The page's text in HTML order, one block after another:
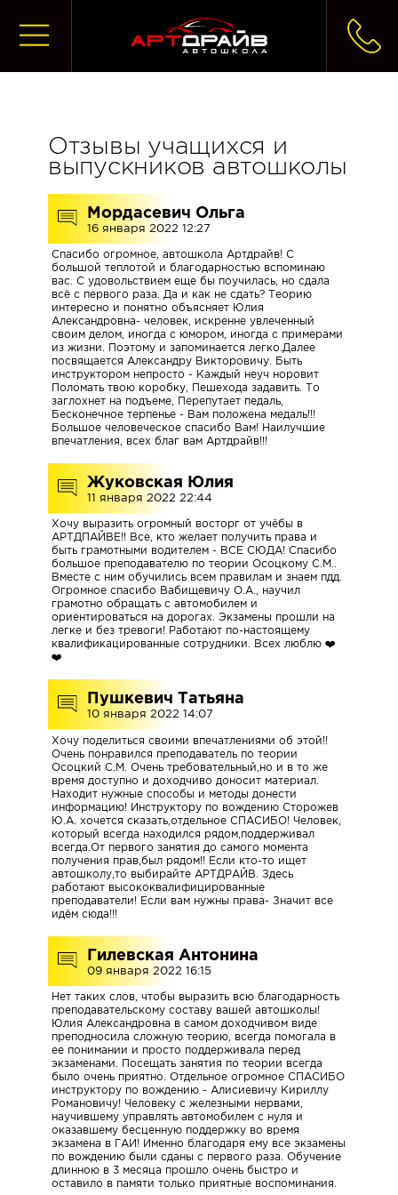
ЗАПИСАТЬСЯ
НА
УЧЕБУ
ЧТО
ДЕЛАТЬ
ПОСЛЕ
ЗАПИСИ
В
АВТОШКОЛУ
НАС
НАША
КОМАНДА
МАШИНЫ
И
ОТЗЫВЫ
БЛИЖАЙШИЕ
ГРУППЫ
Категория
А
и
А1
|
Мотоцикл
Категория
B
|
Механика
и
Автомат|
Новые
автомобили
VW
Polo,
Отзывы учащихся и
выпускников автошколы
Мордасевич Ольга
16 января 2022 12:27
Спасибо огромное, автошкола Артдрайв! С
большой теплотой и благодарностью вспоминаю
вас. С удовольствием еще бы поучилась, но сдала
всё с первого раза. Да и как не сдать? Теорию
интересно и понятно объясняет Юлия
Александровна- человек, искренне увлеченный
своим делом, иногда с юмором, иногда с примерами
из жизни. Поэтому и запоминается легко.Далее
посвящается Александру Викторовичу. Быть
инструктором непросто - Каждый неуч норовит
Поломать твою коробку, Пешехода задавить. То
заглохнет на подъеме, Перепутает педаль,
Бесконечное терпенье - Вам положена медаль!!!
Большое человеческое спасибо Вам! Наилучшие
впечатления, всех благ вам Артдрайв!!!
Жуковская Юлия
11 января 2022 22:44
Хочу выразить огромный восторг от учёбы в
АРТДПАЙВЕ!! Все, кто желает получить права и
быть грамотными водителем - ВСЕ СЮДА! Спасибо
большое преподавателю по теории Осоцкому С.М..
Вместе с ним обучились всем правилам и знаем пдд.
Огромное спасибо Вабищевичу О.А., научил
грамотно обращать с автомобилем и
ориентироваться на дорогах. Экзамены прошли на
легке и без тревоги! Работают по-настоящему
квалификацированные сотрудники. Всех люблю ❤️
❤️
Пушкевич Татьяна
10 января 2022 14:07
Хочу поделиться своими впечатлениями об этой!!
Очень понравился преподаватель по теории
Осоцкий С.М. Очень требовательный,но и в то же
время доступно и доходчиво доносит материал.
Находит нужные способы и методы донести
информацию! Инструктору по вождению Сторожев
Ю.А. хочется сказать,отдельное СПАСИБО! Человек,
который всегда находился рядом,поддерживал
всегда.От первого занятия до самого момента
получения прав,был рядом!! Если кто-то ищет
автошколу,то выбирайте АРТДРАЙВ. Здесь
работают высококвалифицированные
преподаватели! Если вам нужны права- Значит все
идём сюда!!!
Гилевская Антонина
09 января 2022 16:15
Нет таких слов, чтобы выразить всю благодарность
преподавательскому составу вашей автошколы!
Юлия Александровна в самом доходчивом виде
преподносила сложную теорию, всегда помогала в
ее понимании и просто поддерживала перед
экзаменами. Посещать занятия по теории всегда
было очень приятно. Отдельное огромное СПАСИБО
инструктору по вождению - Алисиевичу Кириллу
Романовичу! Человеку с железными нервами,
научившему управлять автомобилем с нуля и
оказавшему бесценную поддержку во время
экзамена в ГАИ! Именно благодаря ему все экзамены
по вождению были сданы с первого раза. Обучение
длинною в 3 месяца прошло очень быстро и
оставило в памяти только приятные воспоминания.